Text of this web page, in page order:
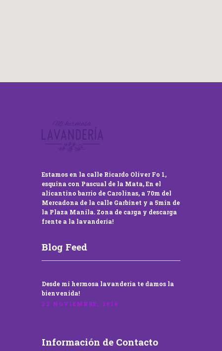
Estamos en la calle Ricardo Oliver Fo 1,
esquina con Pascual de la Mata, En el
alicantino barrio de Carolinas, a 70m del
Mercadona de la calle Garbinet y a 5min de
la Plaza Manila. Zona de carga y descarga
frente a la lavandería!
Blog Feed
Desde mi hermosa lavandería te damos la
bienvenida!
22 NOVIEMBRE, 2016
Información de Contacto